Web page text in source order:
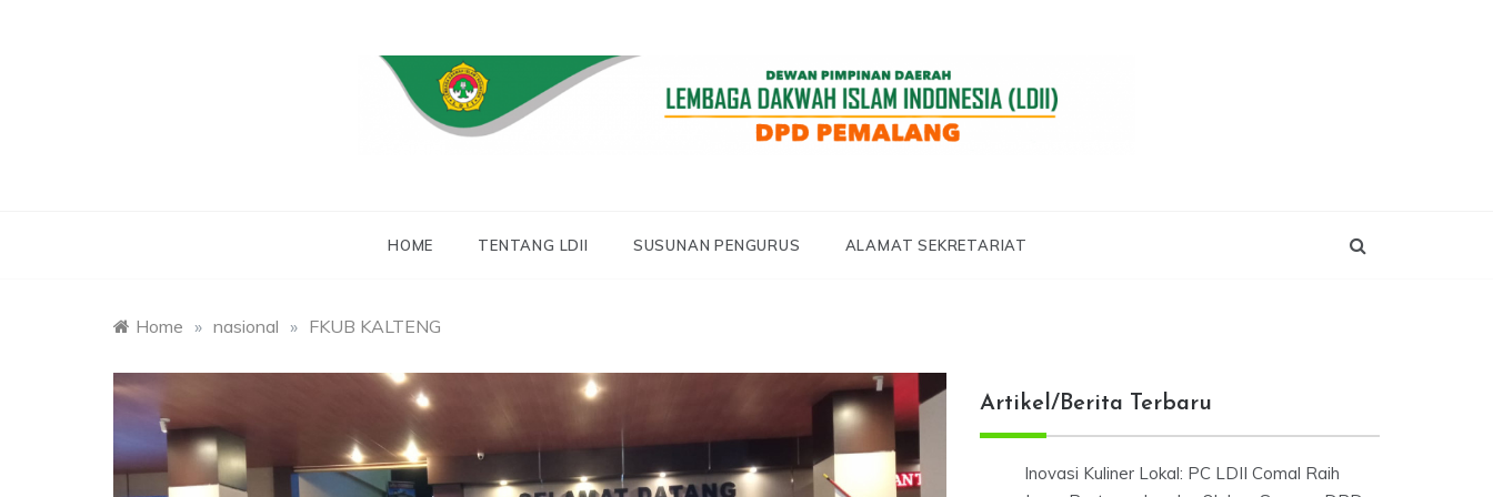
HOME TENTANG LDII SUSUNAN PENGURUS ALAMAT SEKRETARIAT
Home » nasional » FKUB KALTENG
Artikel/Berita Terbaru
Inovasi Kuliner Lokal: PC LDII Comal Raih